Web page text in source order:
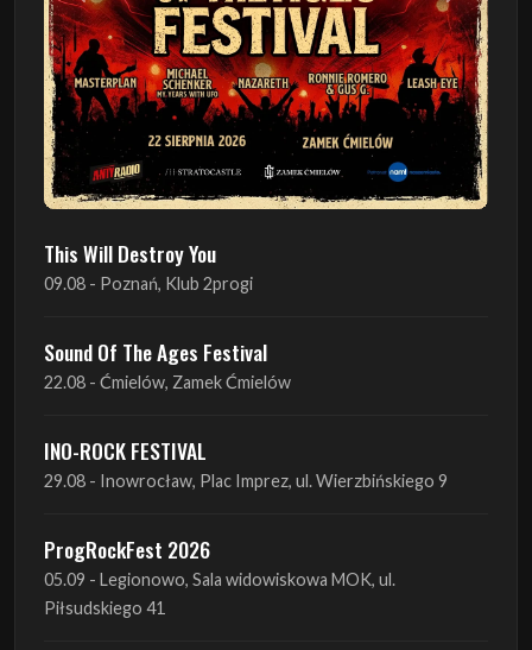
This Will Destroy You
09.08 - Poznań, Klub 2progi
Sound Of The Ages Festival
22.08 - Ćmielów, Zamek Ćmielów
INO-ROCK FESTIVAL
29.08 - Inowrocław, Plac Imprez, ul. Wierzbińskiego 9
ProgRockFest 2026
05.09 - Legionowo, Sala widowiskowa MOK, ul.
Piłsudskiego 41